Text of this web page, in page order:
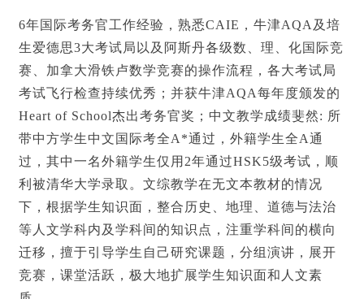
6年国际考务官工作经验，熟悉CAIE，牛津AQA及培
生爱德思3大考试局以及阿斯丹各级数、理、化国际竞
赛、加拿大滑铁卢数学竞赛的操作流程，各大考试局
考试飞行检查持续优秀；并获牛津AQA每年度颁发的
Heart of School杰出考务官奖；中文教学成绩斐然: 所
带中方学生中文国际考全A*通过，外籍学生全A通
过，其中一名外籍学生仅用2年通过HSK5级考试，顺
利被清华大学录取。文综教学在无文本教材的情况
下，根据学生知识面，整合历史、地理、道德与法治
等人文学科内及学科间的知识点，注重学科间的横向
迁移，擅于引导学生自己研究课题，分组演讲，展开
竞赛，课堂活跃，极大地扩展学生知识面和人文素